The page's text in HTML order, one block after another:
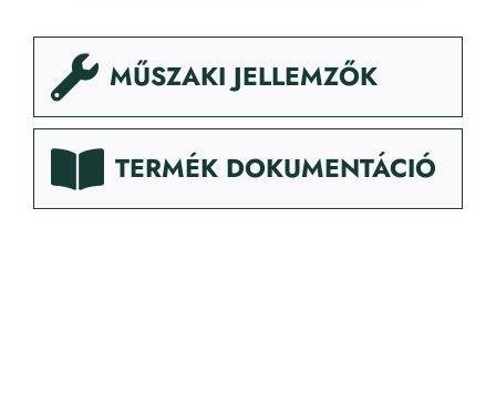
MŰSZAKI JELLEMZŐK
TERMÉK DOKUMENTÁCIÓ